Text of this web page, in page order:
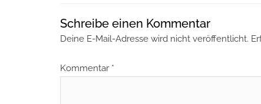
Schreibe einen Kommentar
Deine E-Mail-Adresse wird nicht veröffentlicht.
Kommentar *